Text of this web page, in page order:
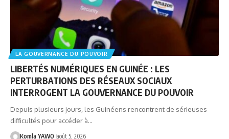
LA GOUVERNANCE DU POUVOIR
LIBERTÉS NUMÉRIQUES EN GUINÉE : LES
PERTURBATIONS DES RÉSEAUX SOCIAUX
INTERROGENT LA GOUVERNANCE DU POUVOIR
Depuis plusieurs jours, les Guinéens rencontrent de sérieuses
difficultés pour accéder à…
Komla YAWO août 5, 2026